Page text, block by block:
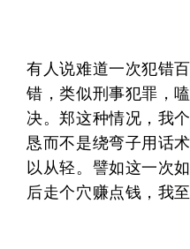
有人说难道一次犯错
错，类似刑事犯罪，
决。郑这种情况，我
恳而不是绕弯子用话
以从轻。譬如这一次
后走个穴赚点钱，我